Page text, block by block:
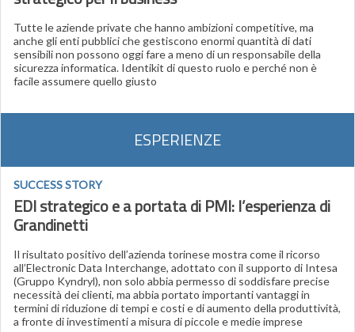
Tutte le aziende private che hanno ambizioni competitive, ma
anche gli enti pubblici che gestiscono enormi quantità di dati
sensibili non possono oggi fare a meno di un responsabile della
sicurezza informatica. Identikit di questo ruolo e perché non è
facile assumere quello giusto
ESPERIENZE
SUCCESS STORY
EDI strategico e a portata di PMI: l’esperienza di
Grandinetti
Il risultato positivo dell’azienda torinese mostra come il ricorso
all’Electronic Data Interchange, adottato con il supporto di Intesa
(Gruppo Kyndryl), non solo abbia permesso di soddisfare precise
necessità dei clienti, ma abbia portato importanti vantaggi in
termini di riduzione di tempi e costi e di aumento della produttività,
a fronte di investimenti a misura di piccole e medie imprese